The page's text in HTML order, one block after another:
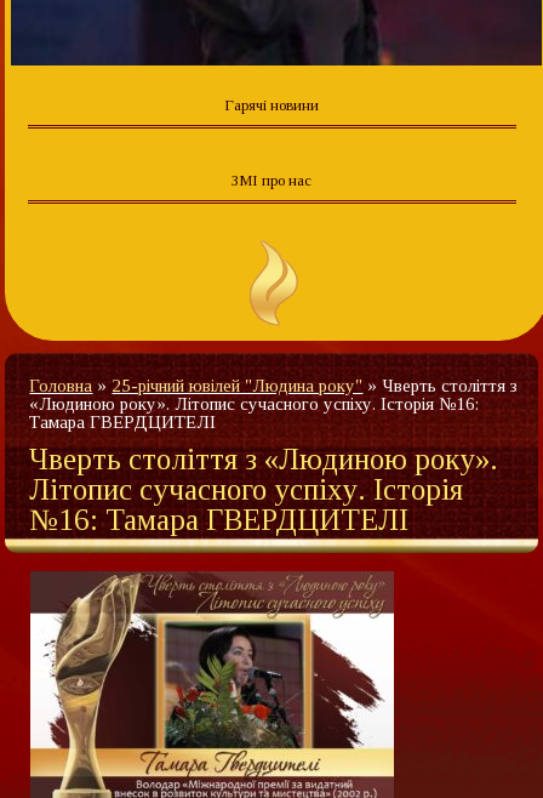
Гарячі новини
ЗМІ про нас
Головна»25-річний ювілей "Людина року" »Чверть століття з
«Людиною року». Літопис сучасного успіху. Історія №16:
Тамара ГВЕРДЦИТЕЛІ
Чверть століття з «Людиною року».
Літопис сучасного успіху. Історія
№16: Тамара ГВЕРДЦИТЕЛІ